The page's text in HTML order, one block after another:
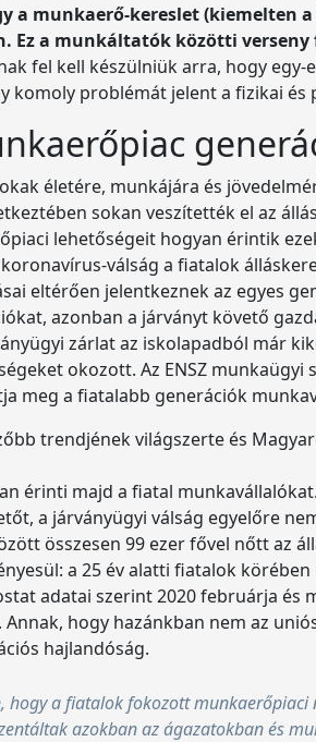
a munkaerő-kereslet (kiemelten
Ez a munkáltatók közötti
fel kell készülniük arra, hogy
komoly problémát jelent a fizikai
életére, munkájára és
sokan veszítették el az
lehetőségeit hogyan érintik
válság a fiatalok
eltérően jelentkeznek az egyes
azonban a járványt követő
zárlat az iskolapadból már
okozott. Az ENSZ
meg a fiatalabb generációk
trendjének világszerte és
érinti majd a fiatal
a járványügyi válság egyelőre
összesen 99 ezer fővel nőtt az
a 25 év alatti fiatalok
adatai szerint 2020 februárja és
hogy hazánkban nem az
hajlandóság.
hogy a fiatalok fokozott munkaerőpiaci
azokban az ágazatokban és